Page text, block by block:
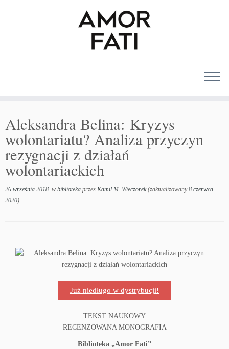
Aleksandra Belina: Kryzys
wolontariatu? Analiza przyczyn
rezygnacji z działań
wolontariackich
26 września 2018 w biblioteka przez Kamil M. Wieczorek(zaktualizowany8 czerwca
2020)
Już niedługo w dystrybucji!
TEKST NAUKOWY
RECENZOWANA MONOGRAFIA
Biblioteka „Amor Fati”